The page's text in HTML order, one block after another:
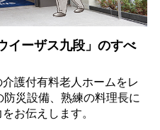
イーザス九段」のすべ
護付有料老人ホームをレ
災設備、熟練の料理長に
お伝えします。